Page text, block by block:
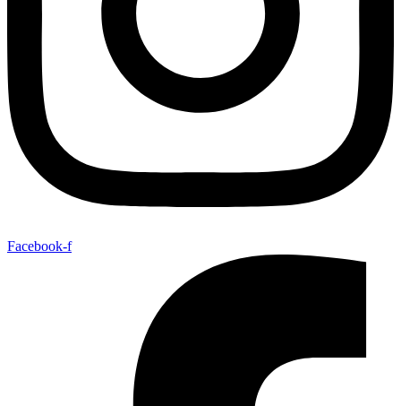
Facebook-f